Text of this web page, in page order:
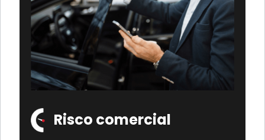
Risco comercial